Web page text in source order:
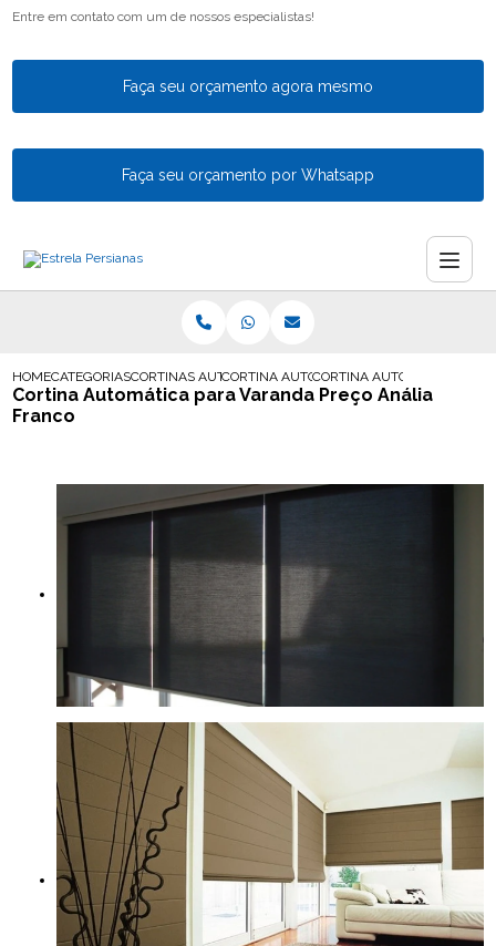
Entre em contato com um de nossos especialistas!
Faça seu orçamento agora mesmo
Faça seu orçamento por Whatsapp
HOMECATEGORIASCORTINAS AUTOMATICASCORTINA AUTOMATIZADACORTINA AUTOMATICA
Cortina Automática para Varanda Preço Anália
Franco